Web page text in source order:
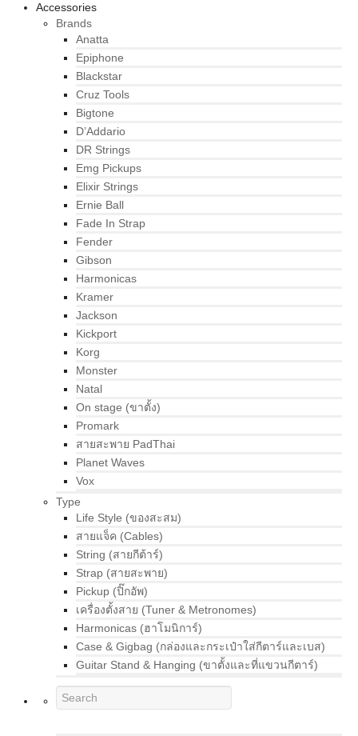
Accessories
Brands
Anatta
Epiphone
Blackstar
Cruz Tools
Bigtone
D’Addario
DR Strings
Emg Pickups
Elixir Strings
Ernie Ball
Fade In Strap
Fender
Gibson
Harmonicas
Kramer
Jackson
Kickport
Korg
Monster
Natal
On stage (ขาตั้ง)
Promark
สายสะพาย PadThai
Planet Waves
Vox
Type
Life Style (ของสะสม)
สายแจ็ค (Cables)
String (สายกีต้าร์)
Strap (สายสะพาย)
Pickup (ปิ๊กอัพ)
เครื่องตั้งสาย (Tuner & Metronomes)
Harmonicas (ฮาโมนิการ์)
Case & Gigbag (กล่องและกระเป๋าใส่กีตาร์และเบส)
Guitar Stand & Hanging (ขาตั้งและที่แขวนกีตาร์)